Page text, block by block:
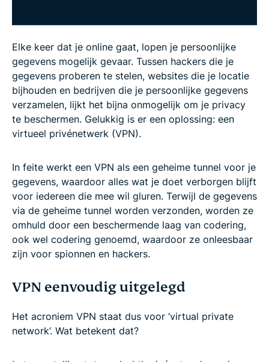
Veelvoorkomende misvattingen over VPN’s (die
gewoon niet kloppen)
Veelgestelde vragen
Elke keer dat je online gaat, lopen je persoonlijke
gegevens mogelijk gevaar. Tussen hackers die je
gegevens proberen te stelen, websites die je locatie
bijhouden en bedrijven die je persoonlijke gegevens
verzamelen, lijkt het bijna onmogelijk om je privacy
te beschermen. Gelukkig is er een oplossing: een
virtueel privénetwerk (VPN).
In feite werkt een VPN als een geheime tunnel voor je
gegevens, waardoor alles wat je doet verborgen blijft
voor iedereen die mee wil gluren. Terwijl de gegevens
via de geheime tunnel worden verzonden, worden ze
omhuld door een beschermende laag van codering,
ook wel codering genoemd, waardoor ze onleesbaar
zijn voor spionnen en hackers.
VPN eenvoudig uitgelegd
Het acroniem VPN staat dus voor ‘virtual private
network’. Wat betekent dat?